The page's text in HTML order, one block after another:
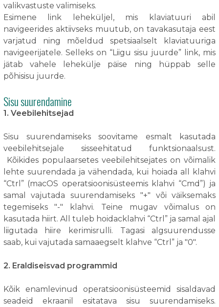
valikvastuste valimiseks.
Esimene link leheküljel, mis klaviatuuri abil
navigeerides aktiivseks muutub, on tavakasutaja eest
varjatud ning mõeldud spetsiaalselt klaviatuuriga
navigeerijatele. Selleks on “Liigu sisu juurde” link, mis
jätab vahele lehekülje päise ning hüppab selle
põhisisu juurde.
Sisu suurendamine
1. Veebilehitsejad
Sisu suurendamiseks soovitame esmalt kasutada
veebilehitsejale sisseehitatud funktsionaalsust.
Kõikides populaarsetes veebilehitsejates on võimalik
lehte suurendada ja vähendada, kui hoiada all klahvi
“Ctrl” (macOS operatsioonisüsteemis klahvi “Cmd”) ja
samal vajutada suurendamiseks "+" või väiksemaks
tegemiseks "-" klahvi. Teine mugav võimalus on
kasutada hiirt. All tuleb hoidacklahvi “Ctrl” ja samal ajal
liigutada hiire kerimisrulli. Tagasi algsuurendusse
saab, kui vajutada samaaegselt klahve “Ctrl” ja "0".
2. Eraldiseisvad programmid
Kõik enamlevinud operatsioonisüsteemid sisaldavad
seadeid ekraanil esitatava sisu suurendamiseks.